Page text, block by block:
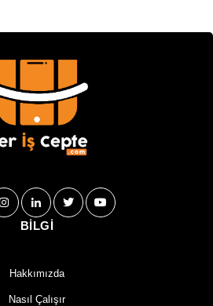
BİLGİ
Hakkımızda
Nasıl Çalışır